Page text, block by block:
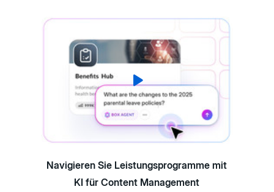
Navigieren Sie Leistungsprogramme mit
KI für Content Management